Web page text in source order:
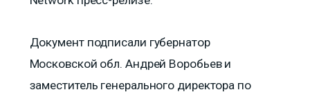
Документ подписали губернатор
Московской обл. Андрей Воробьев и
заместитель генерального директора по